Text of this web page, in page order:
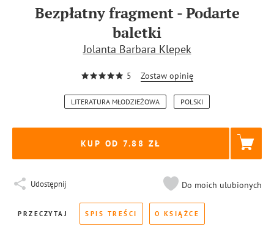
Bezpłatny fragment-Podarte
baletki
Jolanta Barbara Klepek
5 Zostaw opinię
LITERATURA MŁODZIEŻOWA POLSKI
KUP OD 7.88
Udostępnij Do moich ulubionych
PRZECZYTAJ SPIS TREŚCI O KSIĄŻCE